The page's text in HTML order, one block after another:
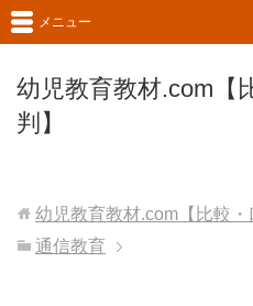
幼児教育教材.com【
判】
メニュー
幼児教育教材.com【比較・
通信教育